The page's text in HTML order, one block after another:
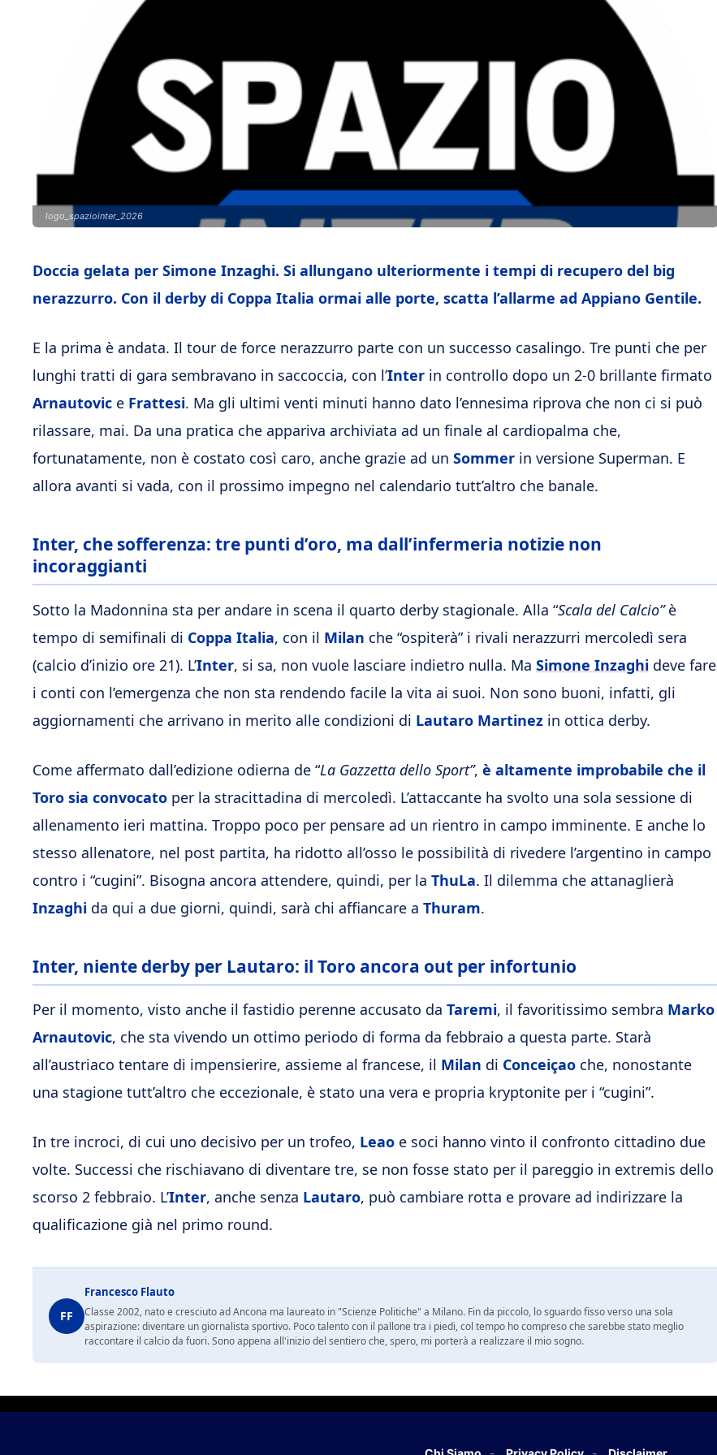
logo_spaziointer_2026
Doccia gelata per Simone Inzaghi. Si allungano ulteriormente i tempi di recupero del big
nerazzurro. Con il derby di Coppa Italia ormai alle porte, scatta l’allarme ad Appiano Gentile.
E la prima è andata. Il tour de force nerazzurro parte con un successo casalingo. Tre punti che per
lunghi tratti di gara sembravano in saccoccia, con l’Inter in controllo dopo un 2-0 brillante firmato
Arnautovic e Frattesi. Ma gli ultimi venti minuti hanno dato l’ennesima riprova che non ci si può
rilassare, mai. Da una pratica che appariva archiviata ad un finale al cardiopalma che,
fortunatamente, non è costato così caro, anche grazie ad un Sommer in versione Superman. E
allora avanti si vada, con il prossimo impegno nel calendario tutt’altro che banale.
Inter, che sofferenza: tre punti d’oro, ma dall’infermeria notizie non
incoraggianti
Sotto la Madonnina sta per andare in scena il quarto derby stagionale. Alla “Scala del Calcio”è
tempo di semifinali di Coppa Italia, con il Milan che “ospiterà” i rivali nerazzurri mercoledì sera
(calcio d’inizio ore 21). L’Inter, si sa, non vuole lasciare indietro nulla. Ma Simone Inzaghi deve fare
i conti con l’emergenza che non sta rendendo facile la vita ai suoi. Non sono buoni, infatti, gli
aggiornamenti che arrivano in merito alle condizioni di Lautaro Martinez in ottica derby.
Come affermato dall’edizione odierna de “La Gazzetta dello Sport”, è altamente improbabile che il
Toro sia convocato per la stracittadina di mercoledì. L’attaccante ha svolto una sola sessione di
allenamento ieri mattina. Troppo poco per pensare ad un rientro in campo imminente. E anche lo
stesso allenatore, nel post partita, ha ridotto all’osso le possibilità di rivedere l’argentino in campo
contro i “cugini”. Bisogna ancora attendere, quindi, per la ThuLa. Il dilemma che attanaglierà
Inzaghi da qui a due giorni, quindi, sarà chi affiancare a Thuram.
Inter, niente derby per Lautaro: il Toro ancora out per infortunio
Per il momento, visto anche il fastidio perenne accusato da Taremi, il favoritissimo sembra Marko
Arnautovic, che sta vivendo un ottimo periodo di forma da febbraio a questa parte. Starà
all’austriaco tentare di impensierire, assieme al francese, il Milan di Conceiçao che, nonostante
una stagione tutt’altro che eccezionale, è stato una vera e propria kryptonite per i “cugini”.
In tre incroci, di cui uno decisivo per un trofeo, Leao e soci hanno vinto il confronto cittadino due
volte. Successi che rischiavano di diventare tre, se non fosse stato per il pareggio in extremis dello
scorso 2 febbraio. L’Inter, anche senza Lautaro, può cambiare rotta e provare ad indirizzare la
qualificazione già nel primo round.
FF
Francesco Flauto
Classe 2002, nato e cresciuto ad Ancona ma laureato in "Scienze Politiche" a Milano. Fin da piccolo, lo sguardo fisso verso una sola
aspirazione: diventare un giornalista sportivo. Poco talento con il pallone tra i piedi, col tempo ho compreso che sarebbe stato meglio
raccontare il calcio da fuori. Sono appena all'inizio del sentiero che, spero, mi porterà a realizzare il mio sogno.